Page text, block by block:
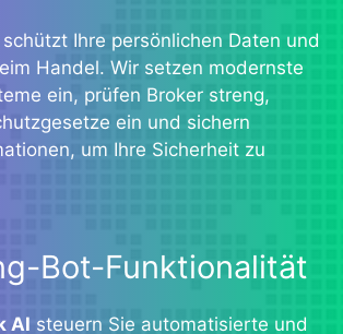
schützt Ihre persönlichen Daten und
Handel. Wir setzen modernste
ein, prüfen Broker streng,
ein und sichern
um Ihre Sicherheit zu
Bot-Funktionalität
AI steuern Sie automatisierte und